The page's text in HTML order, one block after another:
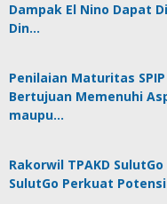
Dampak El Nino Dapat
Din…
Penilaian Maturitas
Bertujuan Memenuhi
maupu…
Rakorwil TPAKD
SulutGo Perkuat